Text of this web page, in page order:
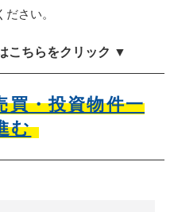
ださい。
こちらをクリック ▼
買・投資物件一
む